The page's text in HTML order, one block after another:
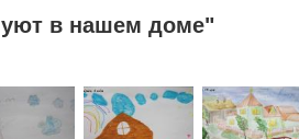
уют в нашем доме"